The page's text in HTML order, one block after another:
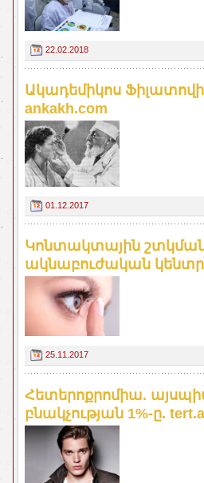
22.02.2018
Ակադեմիկոս
ankakh.com
01.12.2017
Կոնտակտային
ակնաբուժական
25.11.2017
Հետերոքրոմիա.
բնակչության 1%-ը.